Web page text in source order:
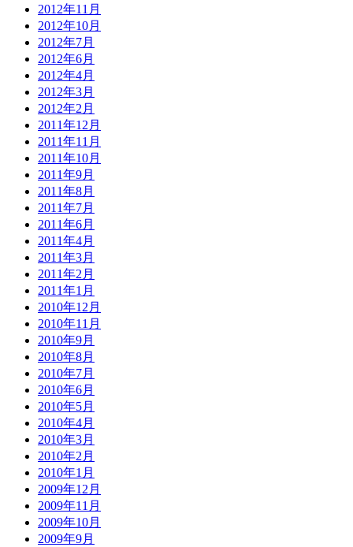
2012年11月
2012年10月
2012年7月
2012年6月
2012年4月
2012年3月
2012年2月
2011年12月
2011年11月
2011年10月
2011年9月
2011年8月
2011年7月
2011年6月
2011年4月
2011年3月
2011年2月
2011年1月
2010年12月
2010年11月
2010年9月
2010年8月
2010年7月
2010年6月
2010年5月
2010年4月
2010年3月
2010年2月
2010年1月
2009年12月
2009年11月
2009年10月
2009年9月